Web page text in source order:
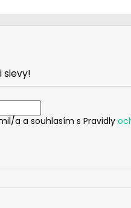
slevy!
a a souhlasím s Pravidly